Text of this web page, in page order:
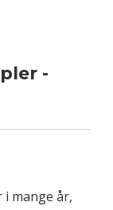
-
mange år,